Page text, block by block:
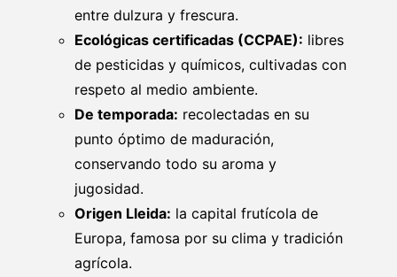
entre dulzura y frescura.
Ecológicas certificadas (CCPAE): libres
de pesticidas y químicos, cultivadas con
respeto al medio ambiente.
De temporada: recolectadas en su
punto óptimo de maduración,
conservando todo su aroma y
jugosidad.
Origen Lleida: la capital frutícola de
Europa, famosa por su clima y tradición
agrícola.